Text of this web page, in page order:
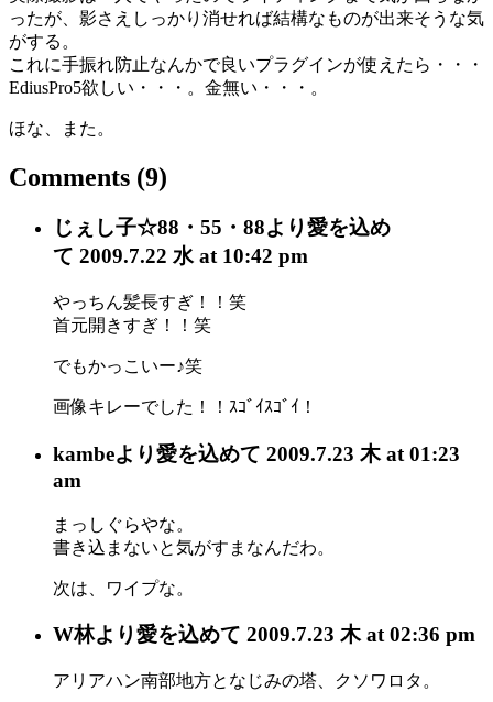
ったが、影さえしっかり消せれば結構なものが出来そうな気
がする。
これに手振れ防止なんかで良いプラグインが使えたら・・・
EdiusPro5欲しい・・・。金無い・・・。
ほな、また。
Comments (9)
じぇし子☆88・55・88より愛を込め
て 2009.7.22 水 at 10:42 pm
やっちん髪長すぎ！！笑
首元開きすぎ！！笑
でもかっこいー♪笑
画像キレーでした！！ｽｺﾞｲｽｺﾞｲ！
kambeより愛を込めて 2009.7.23 木 at 01:23
am
まっしぐらやな。
書き込まないと気がすまなんだわ。
次は、ワイプな。
W林より愛を込めて 2009.7.23 木 at 02:36 pm
アリアハン南部地方となじみの塔、クソワロタ。